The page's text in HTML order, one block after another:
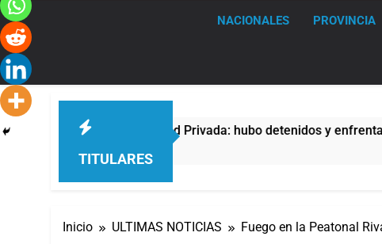
NACIONALES PROVINCIA
TITULARES
Privada: hubo detenidos y enfrentamientos La
Inicio ULTIMAS NOTICIAS Fuego en la Peatonal